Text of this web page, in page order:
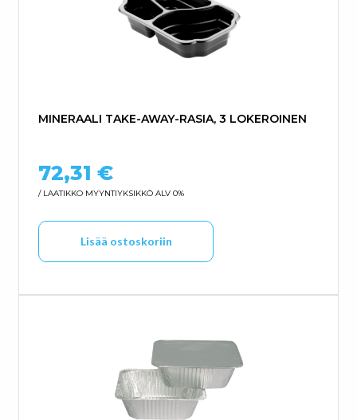
MINERAALI TAKE-AWAY-RASIA, 3 LOKEROINEN
72,31 €
/ LAATIKKO MYYNTIYKSIKKÖ ALV 0%
Lisää ostoskoriin